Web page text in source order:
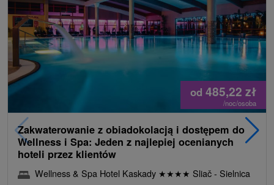
od 485,22 zł
/noc/osoba
Zakwaterowanie z obiadokolacją i dostępem do
Wellness i Spa: Jeden z najlepiej ocenianych
hoteli przez klientów
Wellness & Spa Hotel Kaskady ★★★★ Sliač - Sielnica